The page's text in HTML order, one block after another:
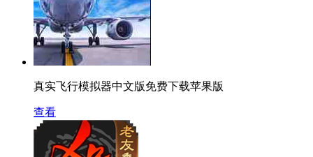
真实飞行模拟器中文版免费下载苹果版
查看